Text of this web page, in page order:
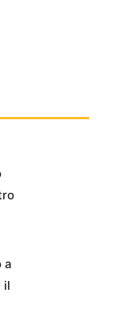
a
il